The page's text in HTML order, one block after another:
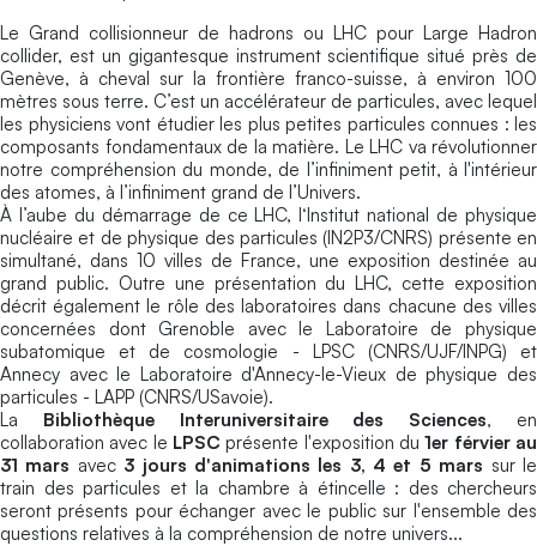
Le Grand collisionneur de hadrons ou LHC pour Large Hadron
collider, est un gigantesque instrument scientifique situé près de
Genève, à cheval sur la frontière franco-suisse, à environ 100
mètres sous terre. C’est un accélérateur de particules, avec lequel
les physiciens vont étudier les plus petites particules connues : les
composants fondamentaux de la matière. Le LHC va révolutionner
notre compréhension du monde, de l’infiniment petit, à l'intérieur
des atomes, à l’infiniment grand de l’Univers.
À l’aube du démarrage de ce LHC, l‘Institut national de physique
nucléaire et de physique des particules (IN2P3/CNRS) présente en
simultané, dans 10 villes de France, une exposition destinée au
grand public. Outre une présentation du LHC, cette exposition
décrit également le rôle des laboratoires dans chacune des villes
concernées dont Grenoble avec le Laboratoire de physique
subatomique et de cosmologie - LPSC (CNRS/UJF/INPG) et
Annecy avec le Laboratoire d'Annecy-le-Vieux de physique des
particules - LAPP (CNRS/USavoie).
La Bibliothèque Interuniversitaire des Sciences, en
collaboration avec le LPSC présente l'exposition du1er férvier au
31 mars avec 3 jours d'animations les 3, 4 et 5 mars sur le
train des particules et la chambre à étincelle : des chercheurs
seront présents pour échanger avec le public sur l'ensemble des
questions relatives à la compréhension de notre univers...